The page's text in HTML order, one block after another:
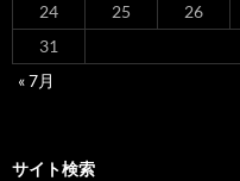
24
25 26
31
« 7月
サイト検索